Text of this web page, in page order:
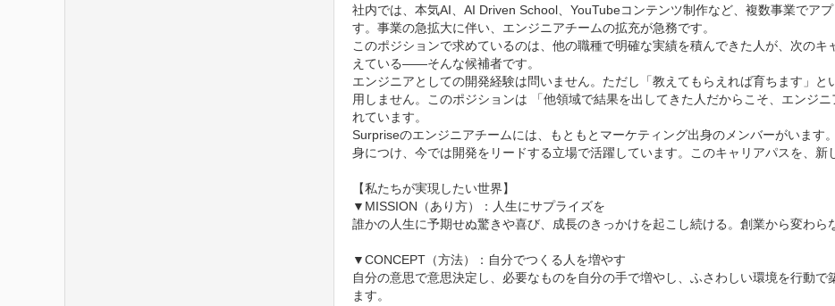
社内では、本気AI、AI Driven School、YouTubeコンテンツ制作など、複数事業でア
す。事業の急拡大に伴い、エンジニアチームの拡充が急務です。
このポジションで求めているのは、他の職種で明確な実績を積んできた人が、次の
えている——そんな候補者です。
エンジニアとしての開発経験は問いません。ただし「教えてもらえれば育ちます」
用しません。このポジションは 「他領域で結果を出してきた人だからこそ、エンジ
れています。
Surpriseのエンジニアチームには、もともとマーケティング出身のメンバーがいます
身につけ、今では開発をリードする立場で活躍しています。このキャリアパスを、新
【私たちが実現したい世界】
▼MISSION（あり方）：人生にサプライズを
誰かの人生に予期せぬ驚きや喜び、成長のきっかけを起こし続ける。創業から変わら
▼CONCEPT（方法）：自分でつくる人を増やす
自分の意思で意思決定し、必要なものを自分の手で増やし、ふさわしい環境を行動
ます。